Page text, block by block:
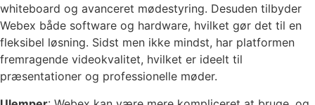
whiteboard og avanceret mødestyring. Desuden tilbyder
Webex både software og hardware, hvilket gør det til en
fleksibel løsning. Sidst men ikke mindst, har platformen
fremragende videokvalitet, hvilket er ideelt til
præsentationer og professionelle møder.